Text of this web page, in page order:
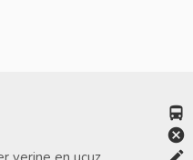
directions_bus
cancel